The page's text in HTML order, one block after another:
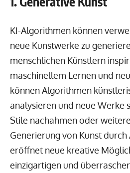
KI-Algorithmen können
neue Kunstwerke zu
menschlichen Künstlern
maschinellem Lernen und
können Algorithmen
analysieren und neue Werke
Stile nachahmen oder
Generierung von Kunst
eröffnet neue kreative
einzigartigen und